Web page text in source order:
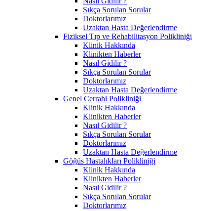
Sıkça Sorulan Sorular
Doktorlarımız
Uzaktan Hasta Değerlendirme
Fiziksel Tıp ve Rehabilitasyon Polikliniği
Klinik Hakkında
Klinikten Haberler
Nasıl Gidilir ?
Sıkça Sorulan Sorular
Doktorlarımız
Uzaktan Hasta Değerlendirme
Genel Cerrahi Polikliniği
Klinik Hakkında
Klinikten Haberler
Nasıl Gidilir ?
Sıkça Sorulan Sorular
Doktorlarımız
Uzaktan Hasta Değerlendirme
Göğüs Hastalıkları Polikliniği
Klinik Hakkında
Klinikten Haberler
Nasıl Gidilir ?
Sıkça Sorulan Sorular
Doktorlarımız